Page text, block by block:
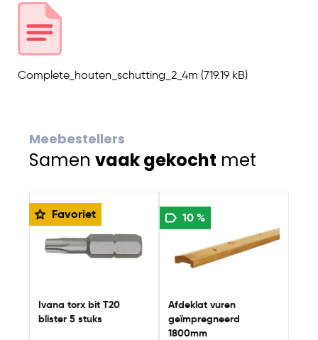
Complete_houten_schutting_2_4m (719.19 kB)
Meebestellers
Samen vaak gekocht met
Navigating through the elements of the carousel is
Press to skip carousel
Press to go to carousel navigation
Ivana torx bit T20
blister 5 stuks
10 %
Afdeklat vuren
geïmpregneerd
1800mm
Favoriet